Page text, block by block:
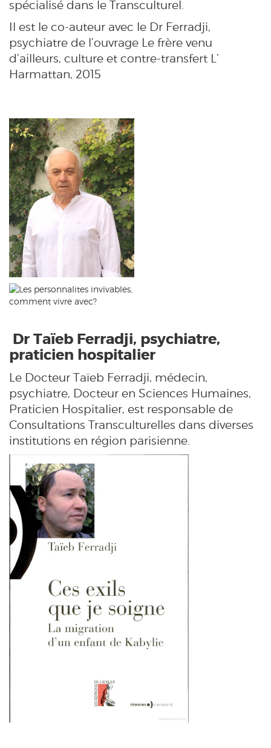
spécialisé dans le Transculturel.
Il est le co-auteur avec le Dr Ferradji,
psychiatre de l’ouvrage Le frère venu
d’ailleurs, culture et contre-transfert L’
Harmattan, 2015
Dr Taïeb Ferradji, psychiatre,
praticien hospitalier
Le Docteur Taïeb Ferradji, médecin,
psychiatre, Docteur en Sciences Humaines,
Praticien Hospitalier, est responsable de
Consultations Transculturelles dans diverses
institutions en région parisienne.